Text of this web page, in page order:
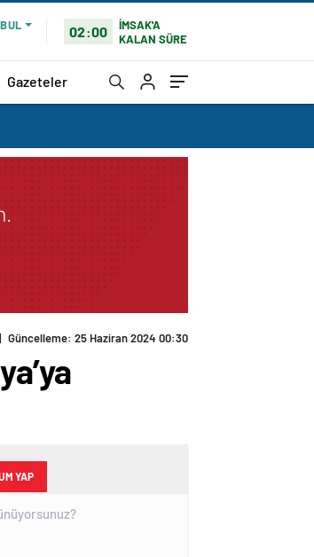
02:00
İMSAK'A
KALAN SÜRE
Gazeteler
YAP